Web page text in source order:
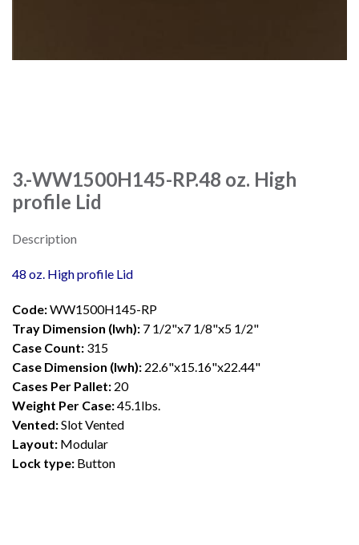
3.-WW1500H145-RP.48 oz. High
profile Lid
Description
48 oz. High profile Lid
Code:WW1500H145-RP
Tray Dimension (lwh): 7 1/2"x7 1/8"x5 1/2"
Case Count: 315
Case Dimension (lwh): 22.6"x15.16"x22.44"
Cases Per Pallet: 20
Weight Per Case:45.1lbs.
Vented:Slot Vented
Layout: Modular
Lock type: Button